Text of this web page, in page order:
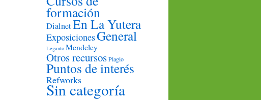
formación
DialnetEn La Yutera
ExposicionesGeneral
Leganto Mendeley
Otros recursosPlagio
Puntos de interés
Refworks
Sin categoría